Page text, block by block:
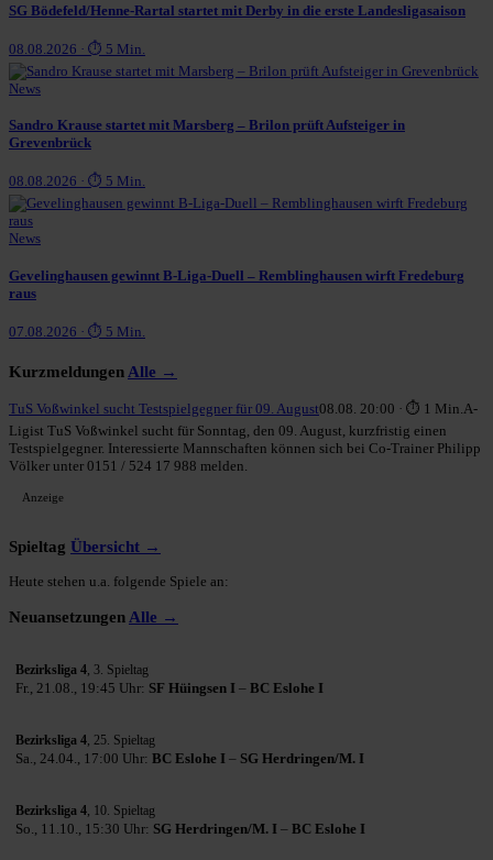
SG Bödefeld/Henne-Rartal startet mit Derby in die erste Landesligasaison
08.08.2026 · ⏱ 5 Min.
News
Sandro Krause startet mit Marsberg – Brilon prüft Aufsteiger in
Grevenbrück
08.08.2026 · ⏱ 5 Min.
News
Gevelinghausen gewinnt B-Liga-Duell – Remblinghausen wirft Fredeburg
raus
07.08.2026 · ⏱ 5 Min.
Kurzmeldungen Alle →
TuS Voßwinkel sucht Testspielgegner für 09. August08.08. 20:00 · ⏱ 1 Min.A-
Ligist TuS Voßwinkel sucht für Sonntag, den 09. August, kurzfristig einen
Testspielgegner. Interessierte Mannschaften können sich bei Co-Trainer Philipp
Völker unter 0151 / 524 17 988 melden.
Anzeige
Spieltag Übersicht →
Heute stehen u.a. folgende Spiele an:
Neuansetzungen Alle →
Bezirksliga 4, 3. Spieltag
Fr., 21.08., 19:45 Uhr: SF Hüingsen I – BC Eslohe I
Bezirksliga 4, 25. Spieltag
Sa., 24.04., 17:00 Uhr: BC Eslohe I – SG Herdringen/M. I
Bezirksliga 4, 10. Spieltag
So., 11.10., 15:30 Uhr: SG Herdringen/M. I – BC Eslohe I